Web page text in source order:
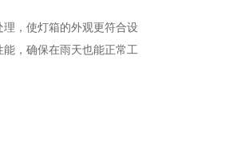
，使灯箱的外观更符合设
，确保在雨天也能正常工